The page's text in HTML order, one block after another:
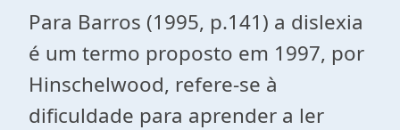
Para Barros (1995, p.141) a dislexia
é um termo proposto em 1997, por
Hinschelwood, refere-se à
dificuldade para aprender a ler